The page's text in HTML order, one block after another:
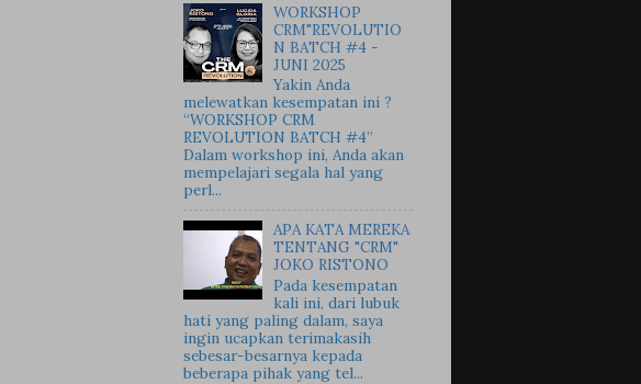
WORKSHOP
CRM"REVOLUTIO
N BATCH #4 -
JUNI 2025
Yakin Anda
melewatkan kesempatan ini ?
“WORKSHOP CRM
REVOLUTION BATCH #4”
Dalam workshop ini, Anda akan
mempelajari segala hal yang
perl...
APA KATA MEREKA
TENTANG "CRM"
JOKO RISTONO
Pada kesempatan
kali ini, dari lubuk
hati yang paling dalam, saya
ingin ucapkan terimakasih
sebesar-besarnya kepada
beberapa pihak yang tel...